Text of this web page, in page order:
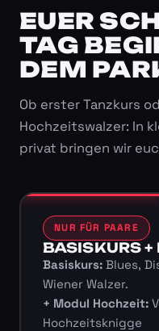
EUER
TAG
DEM
Ob erster Tanzkurs
Hochzeitswalzer: In
privat bringen wir
NUR FÜR PAARE
BASISKURS +
Basiskurs:Blues,
Wiener Walzer.
+ Modul Hochzeit:
Hochzeitsknigge